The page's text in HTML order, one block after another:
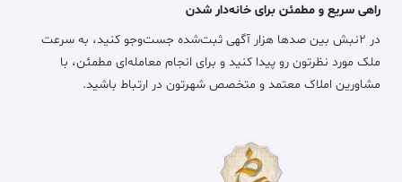
راهی سریع و مطمئن برای خانه‌دار شدن
در ۲نبش بین صدها هزار آگهی ثبت‌شده جست‌وجو کنید، به سرعت
ملک مورد نظرتون رو پیدا کنید و برای انجام معامله‌ای مطمئن، با
مشاورین املاک معتمد و متخصص شهرتون در ارتباط باشید.